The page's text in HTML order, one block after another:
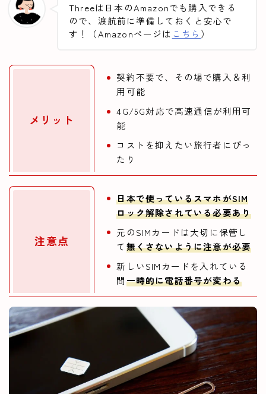
Threeは日本のAmazonでも購入できる
ので、渡航前に準備しておくと安心で
す！（Amazonページは こちら ）
メリット
契約不要で、その場で購入＆利
用可能
4G/5G対応で高速通信が利用可
能
コストを抑えたい旅行者にぴっ
たり
注意点
日本で使っているスマホがSIM
ロック解除されている必要あり
元のSIMカードは大切に保管し
て無くさないように注意が必要
新しいSIMカードを入れている
間一時的に電話番号が変わる